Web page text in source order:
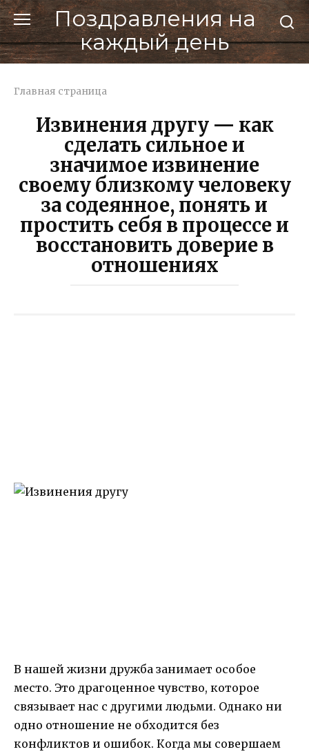
Перейти
к
контенту
Поздравления на
каждый день
Главная страница
Извинения другу — как
сделать сильное и
значимое извинение
своему близкому человеку
за содеянное, понять и
простить себя в процессе и
восстановить доверие в
отношениях
В нашей жизни дружба занимает особое
место. Это драгоценное чувство, которое
связывает нас с другими людьми. Однако ни
одно отношение не обходится без
конфликтов и ошибок. Когда мы совершаем